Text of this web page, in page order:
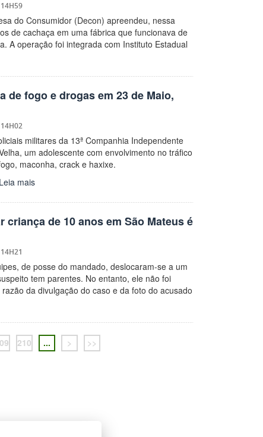
do Consumidor (Decon) apreendeu, nessa
de cachaça em uma fábrica que funcionava de
A operação foi integrada com Instituto Estadual
de fogo e drogas em 23 de Maio,
militares da 13ª Companhia Independente
um adolescente com envolvimento no tráfico
maconha, crack e haxixe.
Leia mais
de 10 anos em São Mateus é
de posse do mandado, deslocaram-se a um
tem parentes. No entanto, ele não foi
da divulgação do caso e da foto do acusado
210 ... > >>